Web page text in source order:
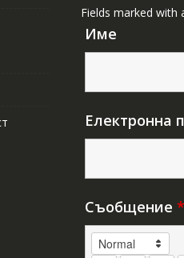
Fields marked with
Име
Електронна
Съобщение *